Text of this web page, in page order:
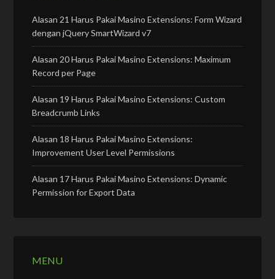
Alasan 21 Harus Pakai Masino Extensions: Form Wizard
dengan jQuery SmartWizard v7
Alasan 20 Harus Pakai Masino Extensions: Maximum
Record per Page
Alasan 19 Harus Pakai Masino Extensions: Custom
Breadcrumb Links
Alasan 18 Harus Pakai Masino Extensions:
Improvement User Level Permissions
Alasan 17 Harus Pakai Masino Extensions: Dynamic
Permission for Export Data
MENU